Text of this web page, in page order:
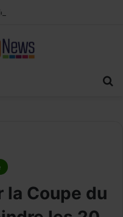
la Coupe du
notre